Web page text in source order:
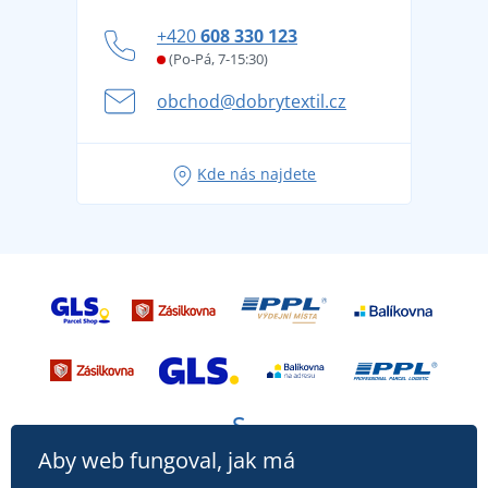
Věrnostní program BONTIS +
Letní dobrodružství začíná balením aneb připravte
se na dovolenou bez starostí
Tipy na svěží outfity pro pohodové léto
+420608 330 123
(Po-Pá, 7-15:30)
obchod@dobrytextil.cz
Kde nás najdete
Aby web fungoval, jak má